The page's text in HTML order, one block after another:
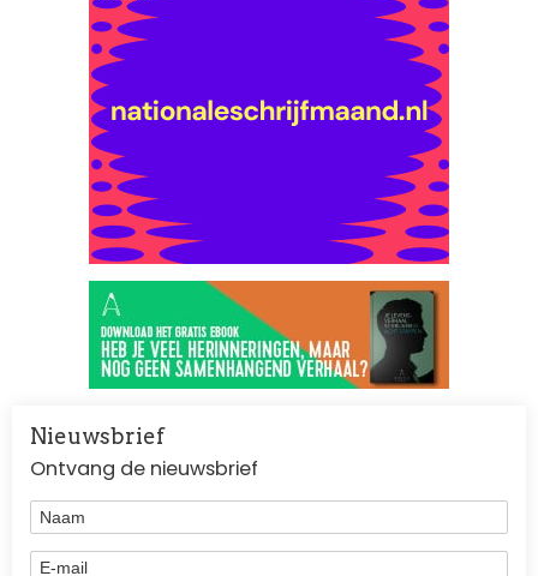
Nieuwsbrief
Ontvang de nieuwsbrief
Naam
E-mail